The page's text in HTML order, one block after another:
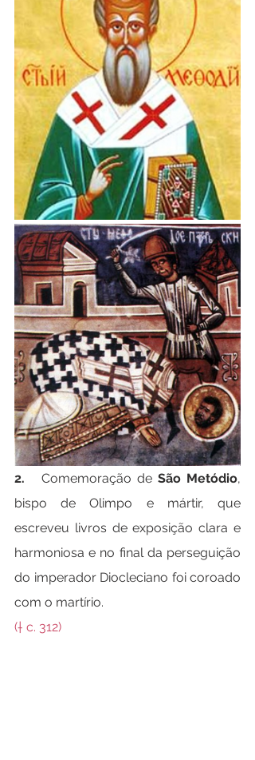
2. Comemoração de São Metódio,
bispo de Olimpo e mártir, que
escreveu livros de exposição clara e
harmoniosa e no final da perseguição
do imperador Diocleciano foi coroado
com o martírio.
(† c. 312)